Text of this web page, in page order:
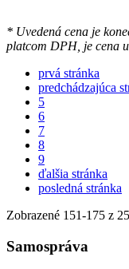
* Uvedená cena je
platcom DPH, je cena
prvá stránka
predchádzajúca
5
6
7
8
9
ďalšia stránka
posledná stránka
Zobrazené 151-175 z
Samospráva